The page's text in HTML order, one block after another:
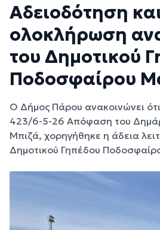
Αδειοδότηση
ολοκλήρωση
του Δημοτικού
Ποδοσφαίρου
Ο Δήμος Πάρου ανακοινώνει
423/6-5-26 Απόφαση του
Μπιζά, χορηγήθηκε η άδεια
Δημοτικού Γηπέδου